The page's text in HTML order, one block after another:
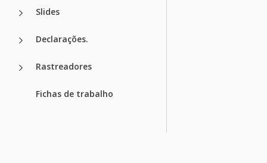
Slides
Declarações.
Rastreadores
Fichas de trabalho